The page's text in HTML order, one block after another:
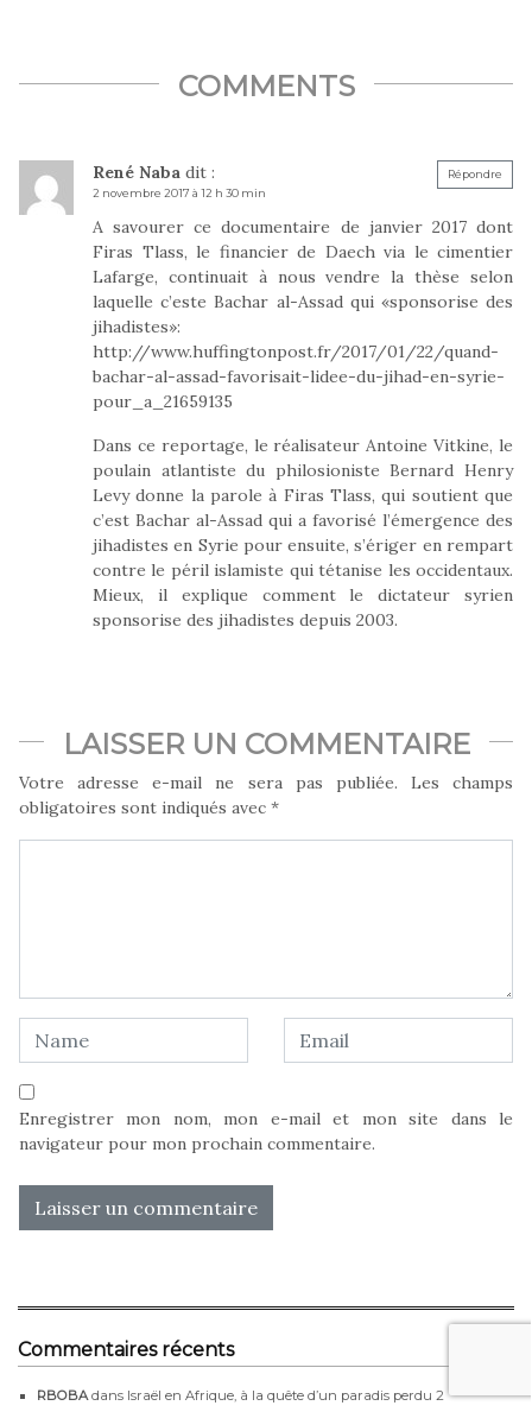
COMMENTS
René Naba dit :
2 novembre 2017 à 12 h 30 min
A savourer ce documentaire de janvier 2017 dont
Firas Tlass, le financier de Daech via le cimentier
Lafarge, continuait à nous vendre la thèse selon
laquelle c’este Bachar al-Assad qui «sponsorise des
jihadistes»:
http://www.huffingtonpost.fr/2017/01/22/quand-
bachar-al-assad-favorisait-lidee-du-jihad-en-syrie-
pour_a_21659135
Dans ce reportage, le réalisateur Antoine Vitkine, le
poulain atlantiste du philosioniste Bernard Henry
Levy donne la parole à Firas Tlass, qui soutient que
c’est Bachar al-Assad qui a favorisé l’émergence des
jihadistes en Syrie pour ensuite, s’ériger en rempart
contre le péril islamiste qui tétanise les occidentaux.
Mieux, il explique comment le dictateur syrien
sponsorise des jihadistes depuis 2003.
Répondre
LAISSER UN COMMENTAIRE
Votre adresse e-mail ne sera pas publiée.
Les champs
obligatoires sont indiqués avec *
Enregistrer mon nom, mon e-mail et mon site dans le
navigateur pour mon prochain commentaire.
Commentaires récents
RBOBA dans Israël en Afrique, à la quête d’un paradis perdu 2